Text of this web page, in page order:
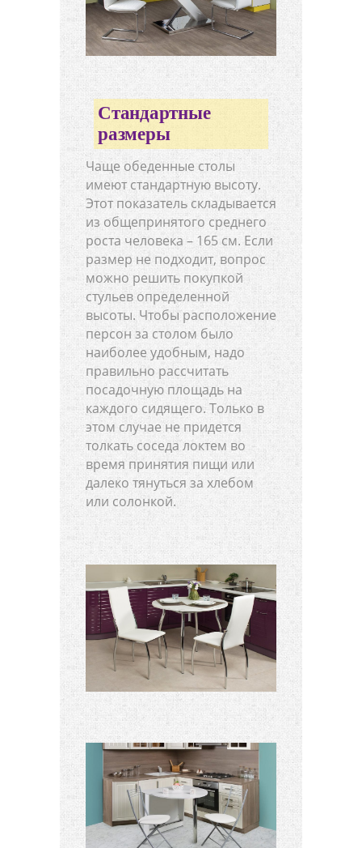
Стандартные
размеры
Чаще обеденные столы
имеют стандартную высоту.
Этот показатель складывается
из общепринятого среднего
роста человека – 165 см. Если
размер не подходит, вопрос
можно решить покупкой
стульев определенной
высоты. Чтобы расположение
персон за столом было
наиболее удобным, надо
правильно рассчитать
посадочную площадь на
каждого сидящего. Только в
этом случае не придется
толкать соседа локтем во
время принятия пищи или
далеко тянуться за хлебом
или солонкой.